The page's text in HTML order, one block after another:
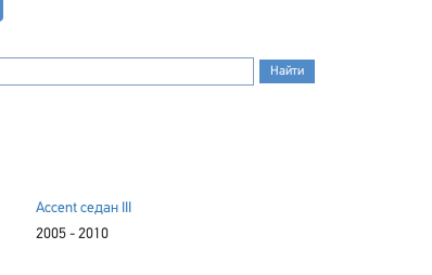
Accent седан III
2005 - 2010